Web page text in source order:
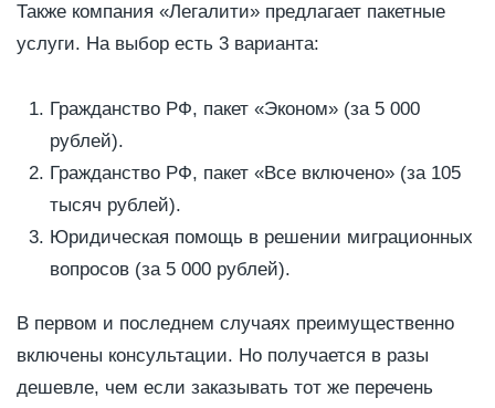
Также компания «Легалити» предлагает пакетные
услуги. На выбор есть 3 варианта:
Гражданство РФ, пакет «Эконом» (за 5 000
рублей).
Гражданство РФ, пакет «Все включено» (за 105
тысяч рублей).
Юридическая помощь в решении миграционных
вопросов (за 5 000 рублей).
В первом и последнем случаях преимущественно
включены консультации. Но получается в разы
дешевле, чем если заказывать тот же перечень